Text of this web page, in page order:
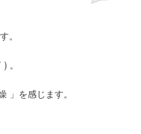
。
。
」を感じます。